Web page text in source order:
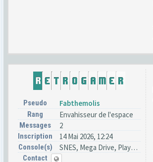
Pseudo Fabthemolis
Rang Envahisseur de l'espace
Messages 2
Inscription 14 Mai 2026, 12:24
Console(s) SNES, Mega Drive, PlayStation
Contact